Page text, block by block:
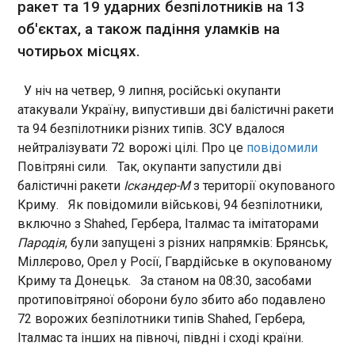
08:58:18
У Херсонській області упродовж минулої доби
внаслідок російських атак троє людей загинули
голова Херсонської обласної державної
адміністрації Олександр Прокудін у своєму
Telegram-каналі у четвер, 9 липня. За його
даними, під вогонь артилерії та атаки дронів
потрапили такі населені пункти, як Берислав,
Білозерка, Борозенське, Бургунка, Антонівка,
Велетенське, Велика Олександрівка,
Дніпровське та інші. Серед пошкоджених
об’єктів - багатоповерховий будинок, чотири
приватні житла, стільникова вежа, маршрутне
таксі, автомобіль швидкої допомоги та кілька
приватних автівок. Як зазначив Прокудін, учора
з регіону евакуювали 16 осіб. Глава області
нагадує, що ті, хто хоче виїхати до більш
безпечних місць, можуть звертатися до
обласного контакт-центру за номерами: 0800
ЧИТАТЬ
БПЛА знову пошкодили два танкери у
Таганрозькій затоці
08:11:46
У ніч на 9 липня Ростовська область Росії
опинилася під новою атакою безпілотників.
Російська сторона повідомила про вибухи в
районі Азова, роботу систем протиповітряної
оборони, а також про пошкодження двох
танкерів у Таганрозькій затоці. Інформацію
OSINT-каналів підтвердила російська влада.
ракет та 19 ударних безпілотників на 13
об'єктах, а також падіння уламків на
чотирьох місцях.
У ніч на четвер, 9 липня, російські окупанти
атакували Україну, випустивши дві балістичні ракети
та 94 безпілотники різних типів. ЗСУ вдалося
нейтралізувати 72 ворожі цілі. Про це повідомили
Повітряні сили. Так, окупанти запустили дві
балістичні ракети Іскандер-Мз території окупованого
Криму. Як повідомили військові, 94 безпілотники,
включно з Shahed, Гербера, Італмас та імітаторами
Пародія, були запущені з різних напрямків: Брянськ,
Міллєрово, Орел у Росії, Гвардійське в окупованому
Криму та Донецьк. За станом на 08:30, засобами
протиповітряної оборони було збито або подавлено
72 ворожих безпілотники типів Shahed, Гербера,
Італмас та інших на півночі, півдні і сході країни.